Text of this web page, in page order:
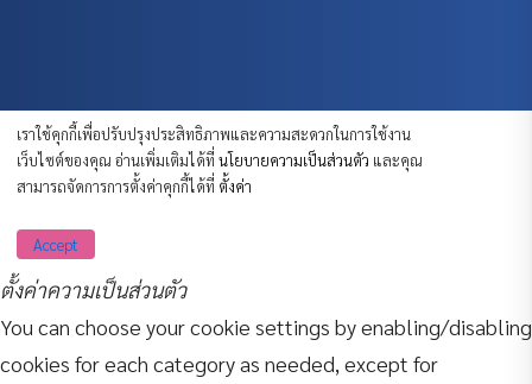
เราใช้คุกกี้เพื่อปรับปรุงประสิทธิภาพและความสะดวกในการใช้งาน
เว็บไซต์ของคุณ อ่านเพิ่มเติมได้ที่ นโยบายความเป็นส่วนตัว และคุณ
สามารถจัดการการตั้งค่าคุกกี้ได้ที่ ตั้งค่า
Accept
ตั้งค่าความเป็นส่วนตัว
You can choose your cookie settings by enabling/disabling
cookies for each category as needed, except for